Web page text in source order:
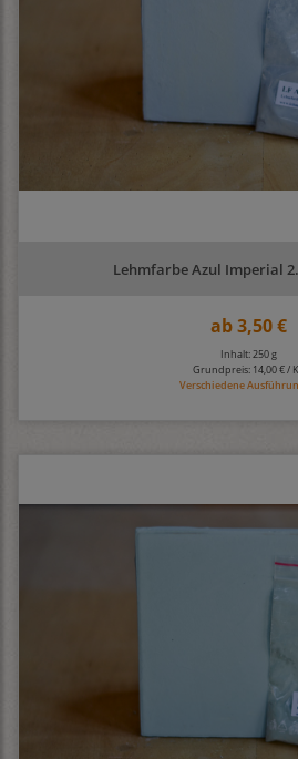
Lehmfarbe Azul Imperial
ab3,50 €
Inhalt: 250 g
Grundpreis: 14,00 € /
Verschiedene